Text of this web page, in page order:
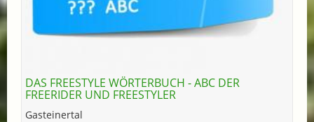
DAS FREESTYLE WÖRTERBUCH - ABC DER
FREERIDER UND FREESTYLER
Gasteinertal